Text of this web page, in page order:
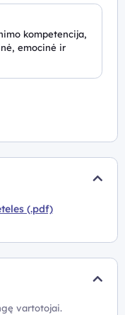
kompetencija,
emocinė ir
(.pdf)
vartotojai.